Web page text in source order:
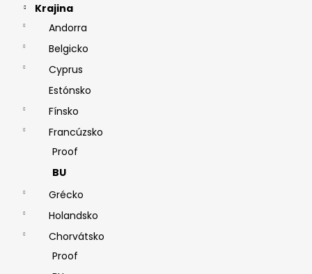
Krajina
Andorra
Belgicko
Cyprus
Estónsko
Fínsko
Francúzsko
Proof
BU
Grécko
Holandsko
Chorvátsko
Proof